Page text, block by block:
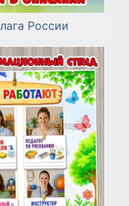
России